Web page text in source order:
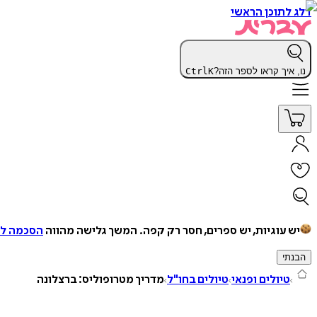
דלג לתוכן הראשי
נו, איך קראו לספר הזה? CtrlK
יש עוגיות, יש ספרים, חסר רק קפה. המשך גלישה מהווה הסכמה
הבנתי
טיולים ופנאי טיולים בחו"ל מדריך מטרופוליס: ברצלונה